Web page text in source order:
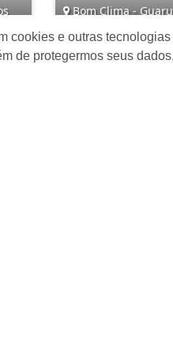
cookies e outras
de protegermos seus
Bom Clima -
4 3